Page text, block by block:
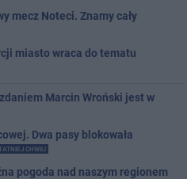
mecz Noteci. Znamy cały
miasto wraca do tematu
Marcin Wroński jest w
Dwa pasy blokowała
CHWILI
pogoda nad naszym regionem